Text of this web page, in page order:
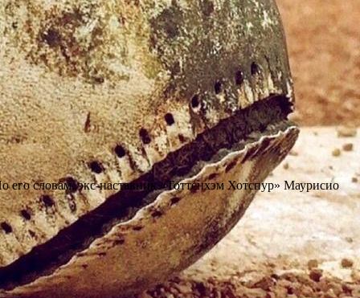
его словам, экс-наставник «Тоттенхэм Хотспур» Маурисио